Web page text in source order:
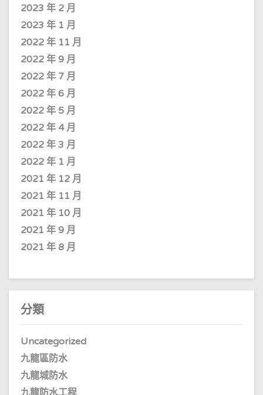
2023 年 2 月
2023 年 1 月
2022 年 11 月
2022 年 9 月
2022 年 7 月
2022 年 6 月
2022 年 5 月
2022 年 4 月
2022 年 3 月
2022 年 1 月
2021 年 12 月
2021 年 11 月
2021 年 10 月
2021 年 9 月
2021 年 8 月
分類
Uncategorized
九龍區防水
九龍城防水
九龍防水工程